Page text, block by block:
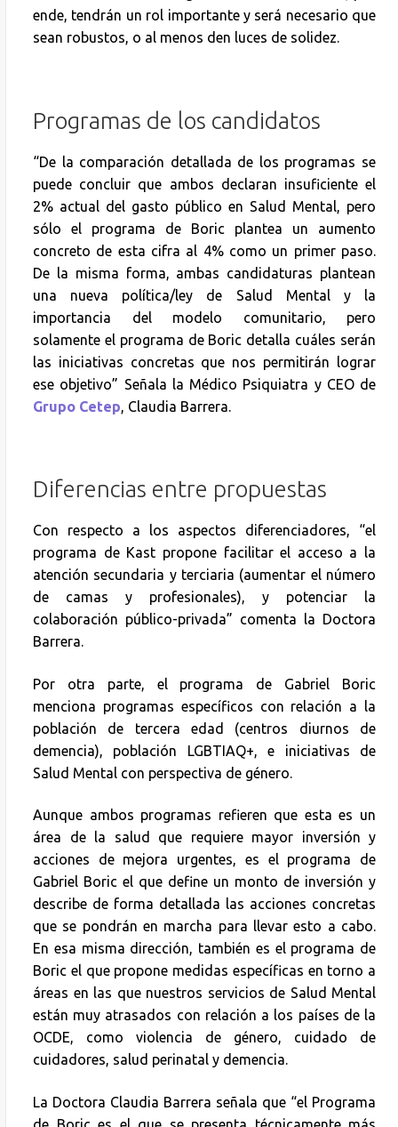
ende, tendrán un rol importante y será necesario que
sean robustos, o al menos den luces de solidez.
Programas de los candidatos
“De la comparación detallada de los programas se
puede concluir que ambos declaran insuficiente el
2% actual del gasto público en Salud Mental, pero
sólo el programa de Boric plantea un aumento
concreto de esta cifra al 4% como un primer paso.
De la misma forma, ambas candidaturas plantean
una nueva política/ley de Salud Mental y la
importancia del modelo comunitario, pero
solamente el programa de Boric detalla cuáles serán
las iniciativas concretas que nos permitirán lograr
ese objetivo” Señala la Médico Psiquiatra y CEO de
Grupo Cetep, Claudia Barrera.
Diferencias entre propuestas
Con respecto a los aspectos diferenciadores, “el
programa de Kast propone facilitar el acceso a la
atención secundaria y terciaria (aumentar el número
de camas y profesionales), y potenciar la
colaboración público-privada” comenta la Doctora
Barrera.
Por otra parte, el programa de Gabriel Boric
menciona programas específicos con relación a la
población de tercera edad (centros diurnos de
demencia), población LGBTIAQ+, e iniciativas de
Salud Mental con perspectiva de género.
Aunque ambos programas refieren que esta es un
área de la salud que requiere mayor inversión y
acciones de mejora urgentes, es el programa de
Gabriel Boric el que define un monto de inversión y
describe de forma detallada las acciones concretas
que se pondrán en marcha para llevar esto a cabo.
En esa misma dirección, también es el programa de
Boric el que propone medidas específicas en torno a
áreas en las que nuestros servicios de Salud Mental
están muy atrasados con relación a los países de la
OCDE, como violencia de género, cuidado de
cuidadores, salud perinatal y demencia.
La Doctora Claudia Barrera señala que “el Programa